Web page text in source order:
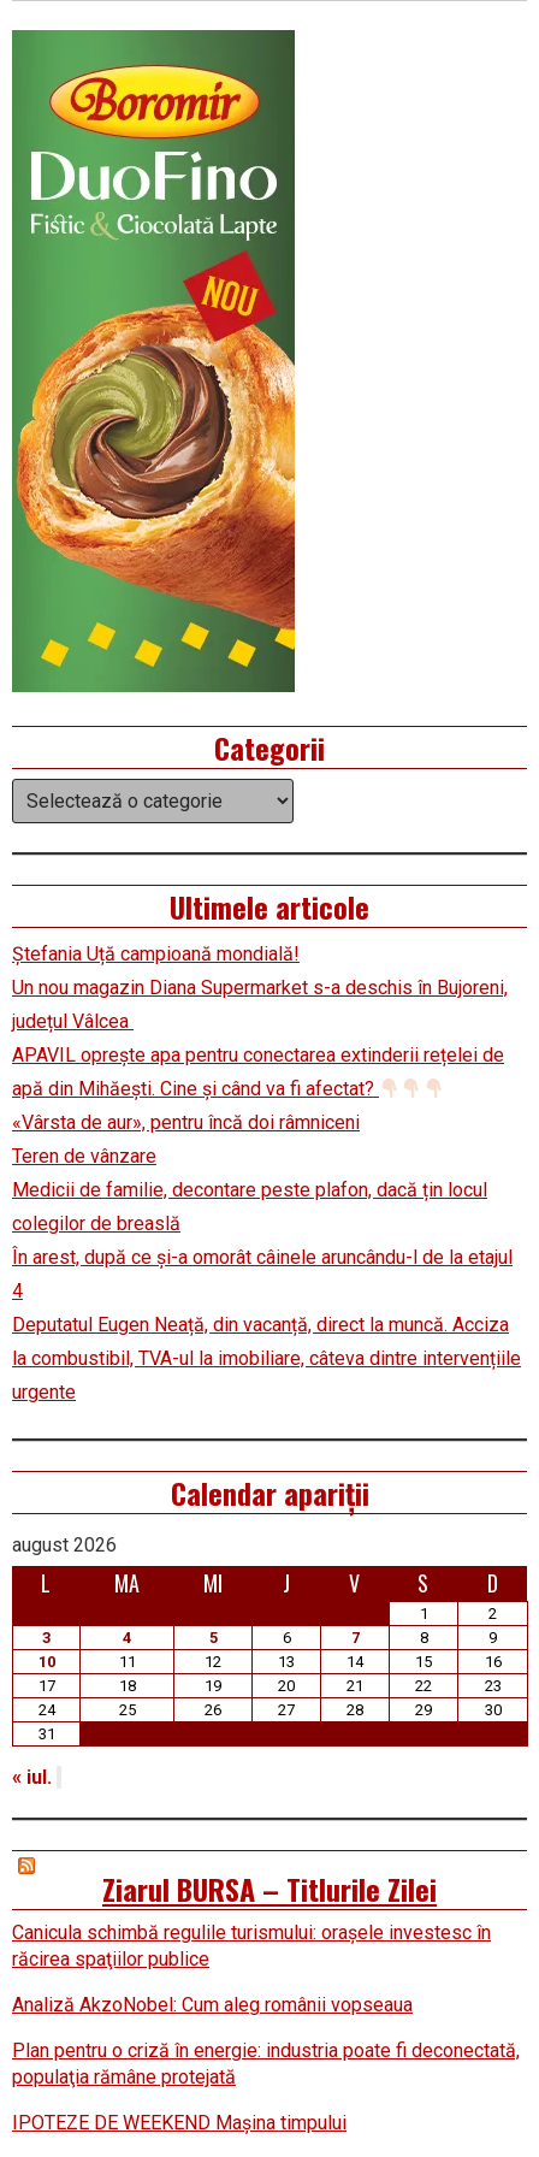
Categorii
Categorii
Ultimele articole
Ștefania Uță campioană mondială!
Un nou magazin Diana Supermarket s-a deschis în Bujoreni,
județul Vâlcea
APAVIL oprește apa pentru conectarea extinderii rețelei de
apă din Mihăești. Cine și când va fi afectat?
«Vârsta de aur», pentru încă doi râmniceni
Teren de vânzare
Medicii de familie, decontare peste plafon, dacă țin locul
colegilor de breaslă
În arest, după ce și-a omorât câinele aruncându-l de la etajul
4
Deputatul Eugen Neață, din vacanță, direct la muncă. Acciza
la combustibil, TVA-ul la imobiliare, câteva dintre intervențiile
urgente
Calendar apariții
august 2026
L MA MI J V S D
1
2
3
4 5 6 7 8
9
10
11 12 13 14 15
16
17
18 19 20 21 22
23
24
25 26 27 28 29
30
31
« iul.
Ziarul BURSA – Titlurile Zilei
Canicula schimbă regulile turismului: oraşele investesc în
răcirea spaţiilor publice
Analiză AkzoNobel: Cum aleg românii vopseaua
Plan pentru o criză în energie: industria poate fi deconectată,
populaţia rămâne protejată
IPOTEZE DE WEEKEND Maşina timpului